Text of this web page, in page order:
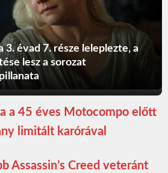
3. évad 7. része leleplezte, a
lesz a sorozat
a 45 éves Motocompo előtt
limitált karórával
Assassin’s Creed veteránt